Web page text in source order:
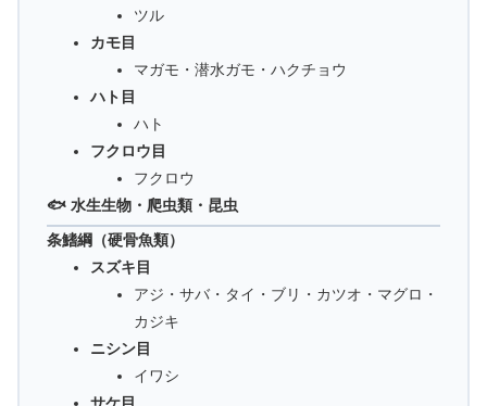
ツル
カモ目
マガモ・潜水ガモ・ハクチョウ
ハト目
ハト
フクロウ目
フクロウ
🐟 水生生物・爬虫類・昆虫
条鰭綱（硬骨魚類）
スズキ目
アジ・サバ・タイ・ブリ・カツオ・マグロ・
カジキ
ニシン目
イワシ